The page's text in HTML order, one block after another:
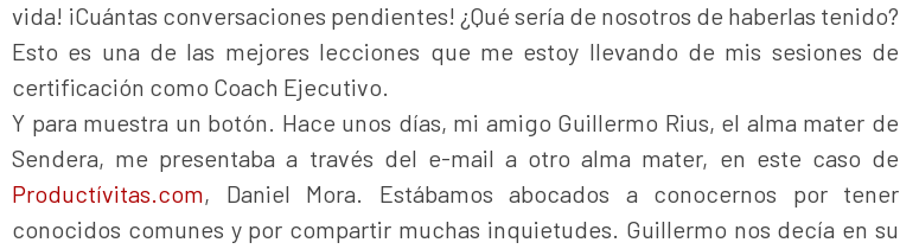
vida! ¡Cuántas conversaciones pendientes! ¿Qué sería de nosotros de haberlas tenido?
Esto es una de las mejores lecciones que me estoy llevando de mis sesiones de
certificación como Coach Ejecutivo.
Y para muestra un botón. Hace unos días, mi amigo Guillermo Rius, el alma mater de
Sendera, me presentaba a través del e-mail a otro alma mater, en este caso de
Productívitas.com, Daniel Mora. Estábamos abocados a conocernos por tener
conocidos comunes y por compartir muchas inquietudes. Guillermo nos decía en su